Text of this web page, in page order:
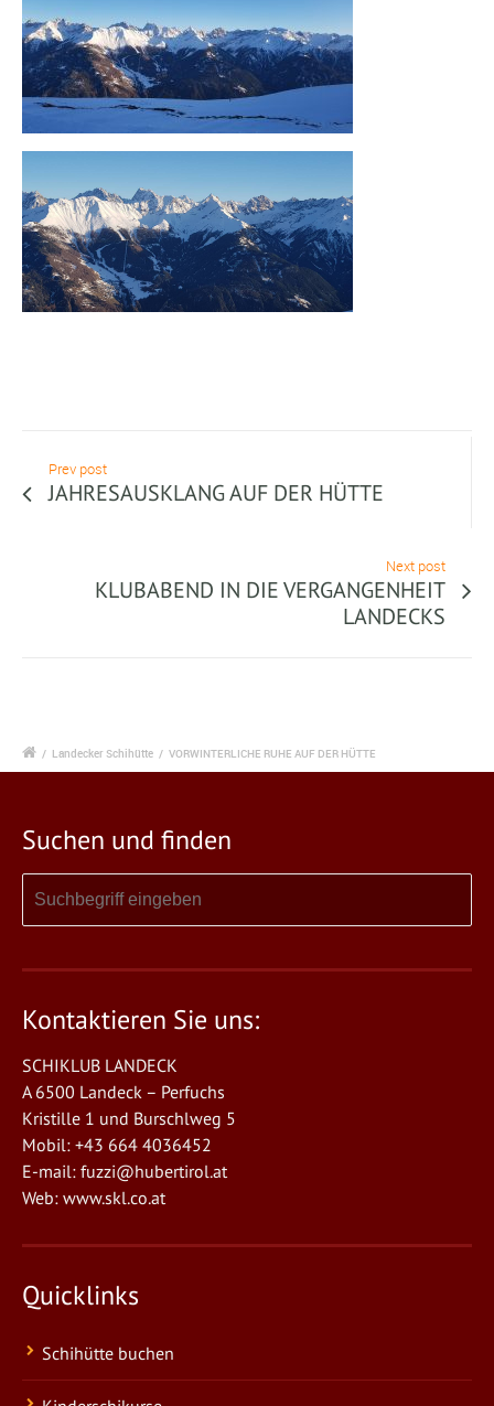
Prev post
JAHRESAUSKLANG AUF DER HÜTTE
Next post
KLUBABEND IN DIE VERGANGENHEIT
LANDECKS
/ Landecker Schihütte / VORWINTERLICHE RUHE AUF DER HÜTTE
Suchen und finden
Kontaktieren Sie uns:
SCHIKLUB LANDECK
A 6500 Landeck – Perfuchs
Kristille 1 und Burschlweg 5
Mobil: +43 664 4036452
E-mail: fuzzi@hubertirol.at
Web: www.skl.co.at
Quicklinks
Schihütte buchen